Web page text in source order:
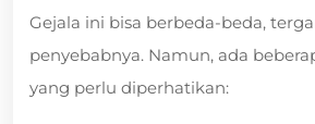
Gejala ini bisa berbeda-beda,
penyebabnya. Namun, ada
yang perlu diperhatikan: